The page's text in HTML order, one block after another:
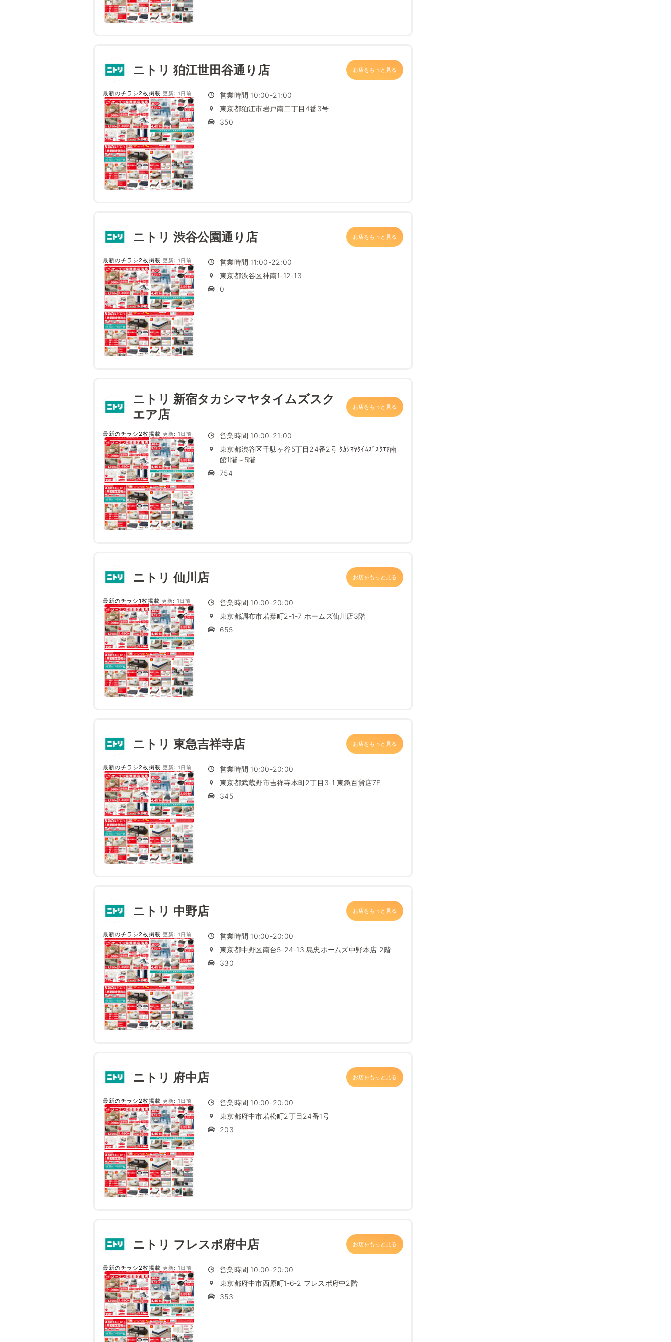
ニトリ 狛江世田谷通り店 お店をもっと見る
最新のチラシ2枚掲載 更新: 1日前
営業時間 10:00-21:00
東京都狛江市岩戸南二丁目4番3号
350
ニトリ 渋谷公園通り店 お店をもっと見る
最新のチラシ2枚掲載 更新: 1日前
営業時間 11:00-22:00
東京都渋谷区神南1-12-13
0
ニトリ 新宿タカシマヤタイムズスク
エア店
お店をもっと見る
最新のチラシ2枚掲載 更新: 1日前
営業時間 10:00-21:00
東京都渋谷区千駄ヶ谷5丁目24番2号 ﾀｶｼﾏﾔﾀｲﾑｽﾞｽｸｴｱ南
館1階～5階
754
ニトリ 仙川店 お店をもっと見る
最新のチラシ1枚掲載 更新: 1日前
営業時間 10:00-20:00
東京都調布市若葉町2-1-7 ホームズ仙川店3階
655
ニトリ 東急吉祥寺店 お店をもっと見る
最新のチラシ2枚掲載 更新: 1日前
営業時間 10:00-20:00
東京都武蔵野市吉祥寺本町2丁目3-1 東急百貨店7F
345
ニトリ 中野店 お店をもっと見る
最新のチラシ2枚掲載 更新: 1日前
営業時間 10:00-20:00
東京都中野区南台5-24-13 島忠ホームズ中野本店 2階
330
ニトリ 府中店 お店をもっと見る
最新のチラシ2枚掲載 更新: 1日前
営業時間 10:00-20:00
東京都府中市若松町2丁目24番1号
203
ニトリ フレスポ府中店 お店をもっと見る
最新のチラシ2枚掲載 更新: 1日前
営業時間 10:00-20:00
東京都府中市西原町1‐6‐2 フレスポ府中2階
353